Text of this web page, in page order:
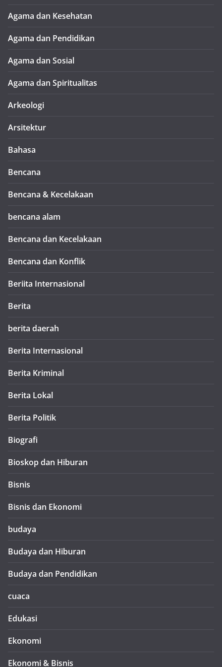
Agama dan Kesehatan
Agama dan Pendidikan
Agama dan Sosial
Agama dan Spiritualitas
Arkeologi
Arsitektur
Bahasa
Bencana
Bencana & Kecelakaan
bencana alam
Bencana dan Kecelakaan
Bencana dan Konflik
Beriita Internasional
Berita
berita daerah
Berita Internasional
Berita Kriminal
Berita Lokal
Berita Politik
Biografi
Bioskop dan Hiburan
Bisnis
Bisnis dan Ekonomi
budaya
Budaya dan Hiburan
Budaya dan Pendidikan
cuaca
Edukasi
Ekonomi
Ekonomi & Bisnis